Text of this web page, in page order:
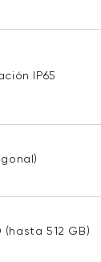
IP65
(hasta 512 GB)